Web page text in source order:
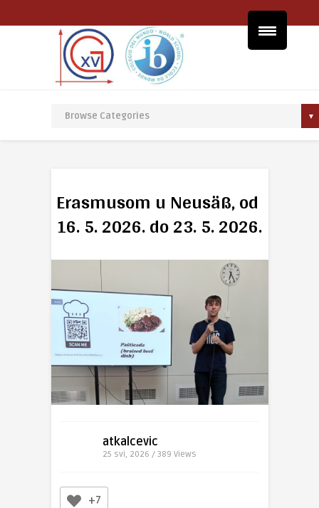
Erasmusom u Neusäß, od
16. 5. 2026. do 23. 5. 2026.
atkalcevic
25 svi, 2026 / 389 Views
+7